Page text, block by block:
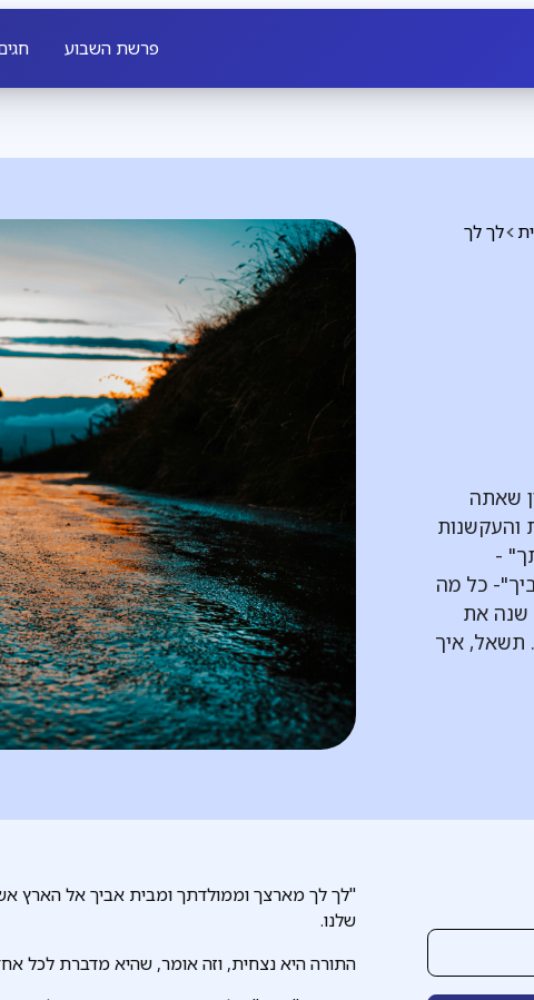
פרשת השבוע
לך לך
שאתה
והעקשנות
-
כל מה
שנה את
תשאל, איך
"לך לך מארצך וממולדתך ומבית אביך אל הארץ
שלנו.
התורה היא נצחית, וזה אומר, שהיא מדברת לכל